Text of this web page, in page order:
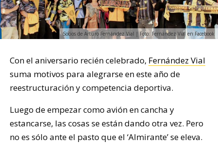
Socios de Arturo Fernández Vial | Foto: Fernández Vial en Facebook
Con el aniversario recién celebrado, Fernández Vial
suma motivos para alegrarse en este año de
reestructuración y competencia deportiva.
Luego de empezar como avión en cancha y
estancarse, las cosas se están dando otra vez. Pero
no es sólo ante el pasto que el ‘Almirante’ se eleva.